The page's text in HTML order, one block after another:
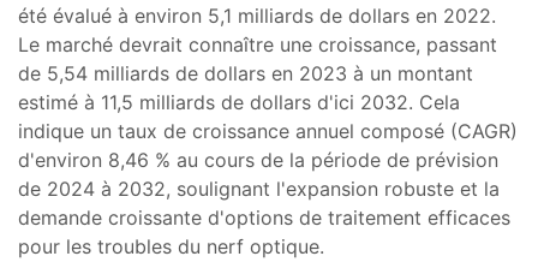
été évalué à environ 5,1 milliards de dollars en 2022.
Le marché devrait connaître une croissance, passant
de 5,54 milliards de dollars en 2023 à un montant
estimé à 11,5 milliards de dollars d'ici 2032. Cela
indique un taux de croissance annuel composé (CAGR)
d'environ 8,46 % au cours de la période de prévision
de 2024 à 2032, soulignant l'expansion robuste et la
demande croissante d'options de traitement efficaces
pour les troubles du nerf optique.